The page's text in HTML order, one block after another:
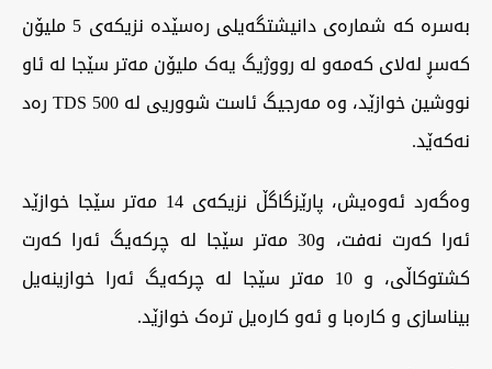
بەسرە کە شمارەی دانیشتگەیلی رەسێدە نزیکەی 5 ملیۆن
کەسڕ لەلای کەمەو لە رووژیگ یەک ملیۆن مەتر سێجا لە ئاو
نووشین خوازێد، وە مەرجیگ ئاست شووریی لە 500 TDS رەد
نەکەێد.
وەگەرد ئەوەیش، پارێزگاگڵ نزیکەی 14 مەتر سێجا خوازێد
ئەرا کەرت نەفت، و30 مەتر سێجا لە چرکەیگ ئەرا کەرت
کشتوکاڵی، و 10 مەتر سێجا لە چرکەیگ ئەرا خوازینەیل
بیناسازی و کارەبا و ئەو کارەیل ترەک خوازێد.